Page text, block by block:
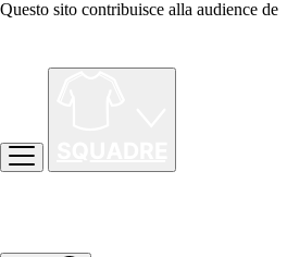
Questo sito contribuisce alla audience de